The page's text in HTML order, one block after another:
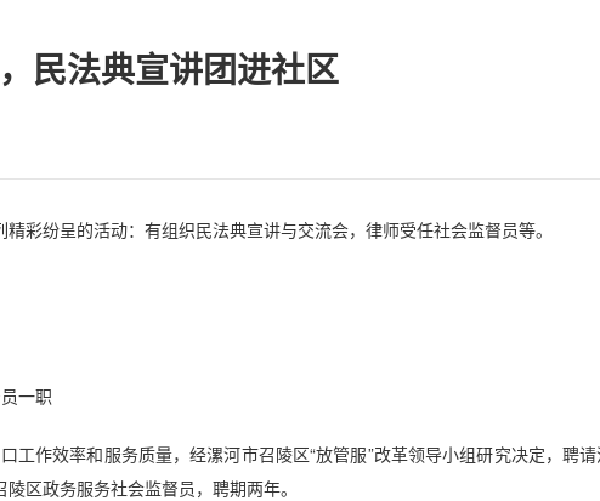
民法典宣讲团进社区
彩纷呈的活动：有组织民法典宣讲与交流会，律师受任社会监督员等。
一职
工作效率和服务质量，经漯河市召陵区“放管服”改革领导小组研究决定，聘
区政务服务社会监督员，聘期两年。